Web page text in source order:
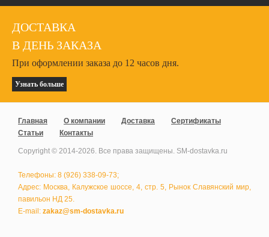
ДОСТАВКА
В ДЕНЬ ЗАКАЗА
При оформлении заказа до 12 часов дня.
Узнать больше
Главная О компании Доставка
Сертификаты
Статьи
Контакты
Copyright © 2014-2026. Все права защищены. SM-dostavka.ru
Телефоны: 8 (926) 338-09-73;
Адрес: Москва, Калужское шоссе, 4, стр. 5, Рынок Славянский мир,
павильон НД 25.
E-mail: zakaz@sm-dostavka.ru